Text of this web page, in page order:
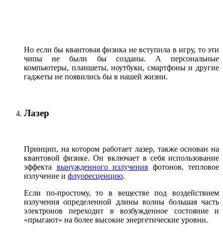
Но если бы квантовая физика не вступила в игру, то эти
чипы не были бы созданы. А персональные
компьютеры, планшеты, ноутбуки, смартфоны и другие
гаджеты не появились бы в нашей жизни.
Лазер
Принцип, на котором работает лазер, также основан на
квантовой физике. Он включает в себя использование
эффекта вынужденного излучения фотонов, тепловое
излучение и флуоресценцию.
Если по-простому, то в веществе под воздействием
излучения определенной длины волны большая часть
электронов переходит в возбужденное состояние и
«прыгают» на более высокие энергетические уровни.